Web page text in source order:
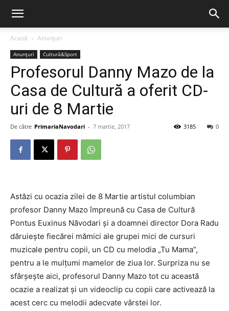
Acasă Anunțuri
Anunțuri Cultură&Sport
Profesorul Danny Mazo de la
Casa de Cultură a oferit CD-
uri de 8 Martie
De către PrimariaNavodari - 7 martie, 2017 0
3185
Astăzi cu ocazia zilei de 8 Martie artistul columbian
profesor Danny Mazo împreună cu Casa de Cultură
Pontus Euxinus Năvodari și a doamnei director Dora Radu
dăruiește fiecărei mămici ale grupei mici de cursuri
muzicale pentru copii, un CD cu melodia „Tu Mama”,
pentru a le mulțumi mamelor de ziua lor. Surpriza nu se
sfârșește aici, profesorul Danny Mazo tot cu această
ocazie a realizat și un videoclip cu copii care activează la
acest cerc cu melodii adecvate vârstei lor.